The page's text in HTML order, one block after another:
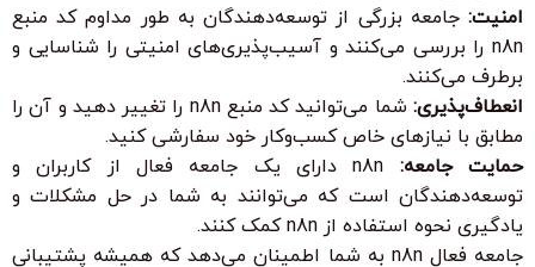
امنیت: جامعه بزرگی از توسعه‌دهندگان به طور مداوم کد منبع
n8n را بررسی می‌کنند و آسیب‌پذیری‌های امنیتی را شناسایی و
برطرف می‌کنند.
انعطاف‌پذیری:
شما می‌توانید کد منبع n8n را تغییر دهید و آن را
مطابق با نیازهای خاص کسب‌وکار خود سفارشی کنید.
حمایت جامعه:
n8n دارای یک جامعه فعال از کاربران و
توسعه‌دهندگان است که می‌توانند به شما در حل مشکلات و
یادگیری نحوه استفاده از n8n کمک کنند.
جامعه فعال n8n به شما اطمینان می‌دهد که همیشه پشتیبانی